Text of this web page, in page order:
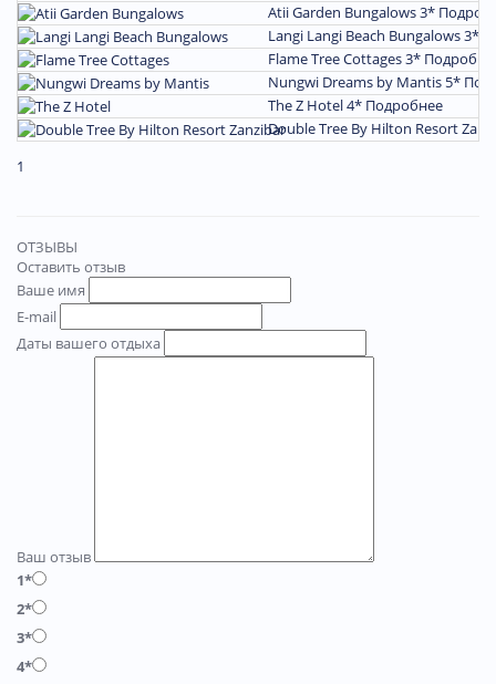
Atii Garden Bungalows 3*
Langi Langi Beach Bungalows 3*
Flame Tree Cottages 3*
Nungwi Dreams by Mantis 5*
The Z Hotel 4* Подробнее
Double Tree By Hilton Resort
1
ОТЗЫВЫ
Оставить отзыв
Ваше имя
E-mail
Даты вашего отдыха
Ваш отзыв
1*
2*
3*
4*